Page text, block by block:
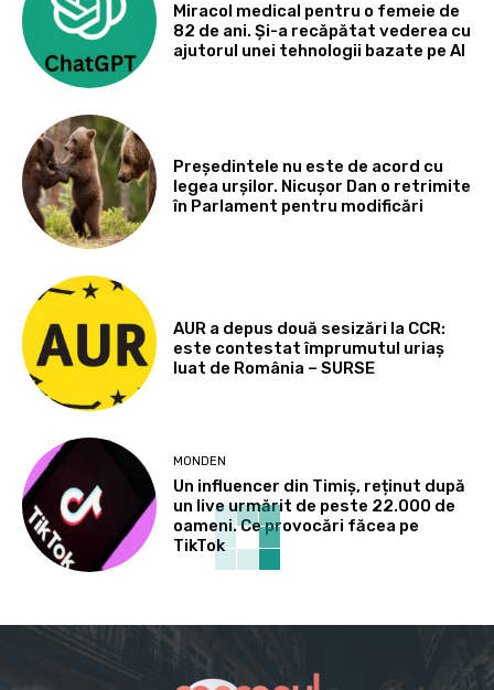
Miracol medical pentru o femeie de
82 de ani. Și-a recăpătat vederea cu
ajutorul unei tehnologii bazate pe AI
Președintele nu este de acord cu
legea urșilor. Nicușor Dan o retrimite
în Parlament pentru modificări
AUR a depus două sesizări la CCR:
este contestat împrumutul uriaș
luat de România – SURSE
MONDEN
Un influencer din Timiș, reținut după
un live urmărit de peste 22.000 de
oameni. Ce provocări făcea pe
TikTok